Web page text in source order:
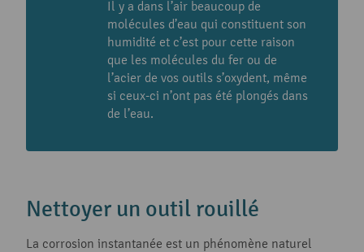
Il y a dans l’air beaucoup de
molécules d’eau qui constituent son
humidité et c’est pour cette raison
que les molécules du fer ou de
l’acier de vos outils s’oxydent, même
si ceux-ci n’ont pas été plongés dans
de l’eau.
Nettoyer un outil rouillé
La corrosion instantanée est un phénomène naturel